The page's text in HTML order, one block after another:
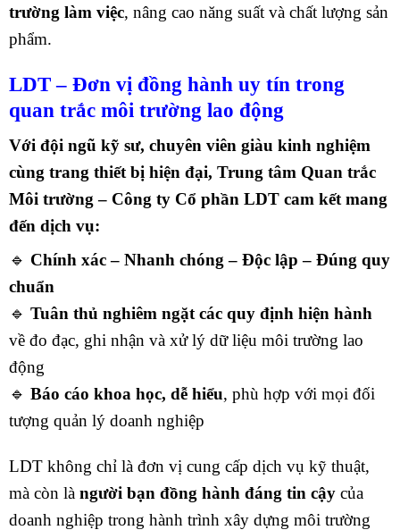
trường làm việc, nâng cao năng suất và chất lượng sản
phẩm.
LDT – Đơn vị đồng hành uy tín trong
quan trắc môi trường lao động
Với đội ngũ kỹ sư, chuyên viên giàu kinh nghiệm
cùng trang thiết bị hiện đại, Trung tâm Quan trắc
Môi trường – Công ty Cổ phần LDTcam kết mang
đến dịch vụ:
🔹 Chính xác – Nhanh chóng – Độc lập – Đúng quy
chuẩn
🔹 Tuân thủ nghiêm ngặt các quy định hiện hành
về đo đạc, ghi nhận và xử lý dữ liệu môi trường lao
động
🔹 Báo cáo khoa học, dễ hiểu, phù hợp với mọi đối
tượng quản lý doanh nghiệp
LDT không chỉ là đơn vị cung cấp dịch vụ kỹ thuật,
mà còn là người bạn đồng hành đáng tin cậycủa
doanh nghiệp trong hành trình xây dựng môi trường